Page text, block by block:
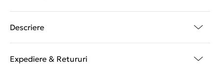
Descriere
Expediere & Retururi